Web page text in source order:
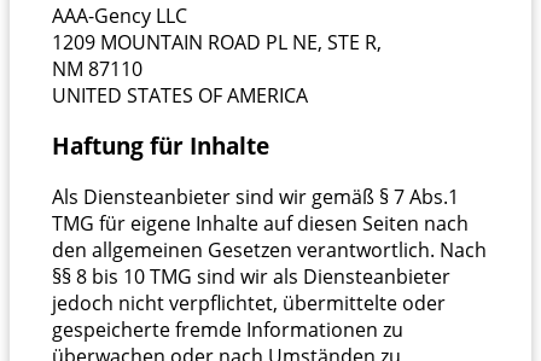
AAA-Gency LLC
1209 MOUNTAIN ROAD PL NE, STE R,
NM 87110
UNITED STATES OF AMERICA
Haftung für Inhalte
Als Diensteanbieter sind wir gemäß § 7 Abs.1
TMG für eigene Inhalte auf diesen Seiten nach
den allgemeinen Gesetzen verantwortlich. Nach
§§ 8 bis 10 TMG sind wir als Diensteanbieter
jedoch nicht verpflichtet, übermittelte oder
gespeicherte fremde Informationen zu